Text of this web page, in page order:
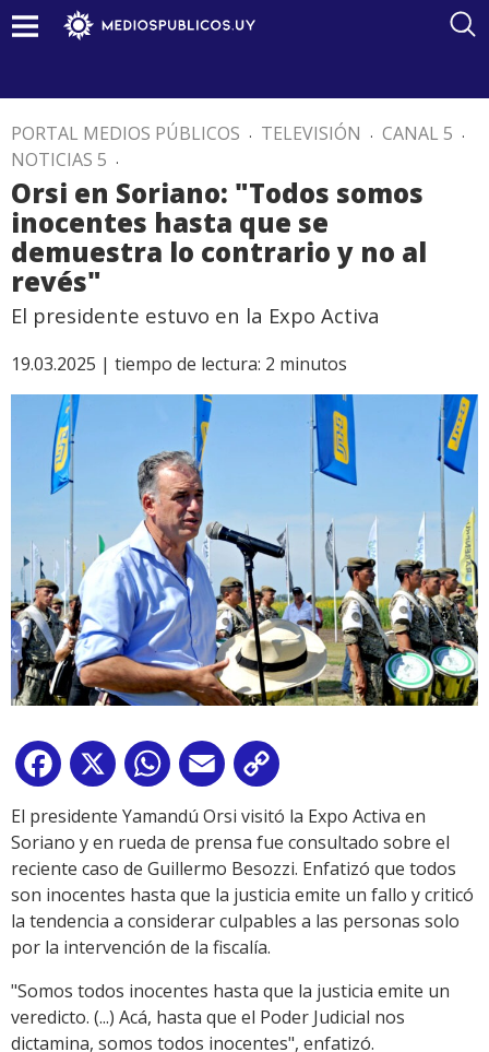
PORTAL MEDIOS PÚBLICOS . TELEVISIÓN . CANAL 5 .
NOTICIAS 5 .
Orsi en Soriano: "Todos somos
inocentes hasta que se
demuestra lo contrario y no al
revés"
El presidente estuvo en la Expo Activa
19.03.2025 | tiempo de lectura: 2 minutos
Facebook
X WhatsApp
Email
Link
El presidente Yamandú Orsi visitó la Expo Activa en
Soriano y en rueda de prensa fue consultado sobre el
reciente caso de Guillermo Besozzi. Enfatizó que todos
son inocentes hasta que la justicia emite un fallo y criticó
la tendencia a considerar culpables a las personas solo
por la intervención de la fiscalía.
"Somos todos inocentes hasta que la justicia emite un
veredicto. (...) Acá, hasta que el Poder Judicial nos
dictamina, somos todos inocentes", enfatizó.